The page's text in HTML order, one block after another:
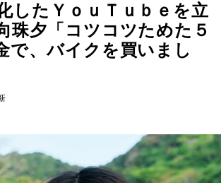
したＹｏｕＴｕｂｅを立
珠夕「コツコツためた５
で、バイクを買いまし